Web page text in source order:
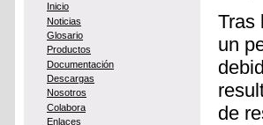
Inicio
Noticias
Glosario
Productos
Documentación
Descargas
Nosotros
Colabora
Enlaces
Tras
un
de